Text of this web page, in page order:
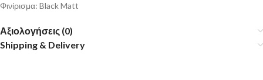
Φινίρισμα: Black Matt
Αξιολογήσεις (0)
Shipping & Delivery